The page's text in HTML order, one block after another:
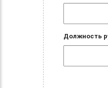
Должность